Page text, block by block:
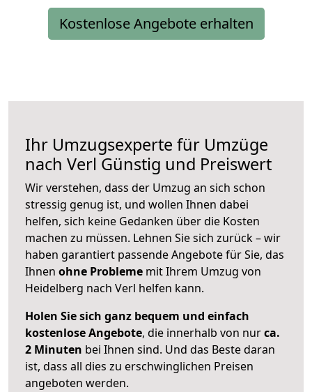
Kostenlose Angebote erhalten
Ihr Umzugsexperte für Umzüge
nach Verl Günstig und Preiswert
Wir verstehen, dass der Umzug an sich schon
stressig genug ist, und wollen Ihnen dabei
helfen, sich keine Gedanken über die Kosten
machen zu müssen. Lehnen Sie sich zurück – wir
haben garantiert passende Angebote für Sie, das
Ihnen ohne Probleme mit Ihrem Umzug von
Heidelberg nach Verl helfen kann.
Holen Sie sich ganz bequem und einfach
kostenlose Angebote, die innerhalb von nurca.
2 Minuten bei Ihnen sind. Und das Beste daran
ist, dass all dies zu erschwinglichen Preisen
angeboten werden.